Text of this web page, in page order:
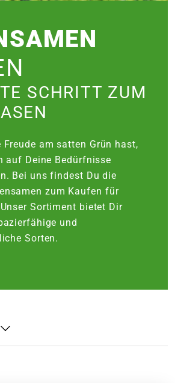
SCHRITT ZUM
Freude am satten Grün hast,
auf Deine Bedürfnisse
Bei uns findest Du die
zum Kaufen für
Sortiment bietet Dir
und
Sorten.